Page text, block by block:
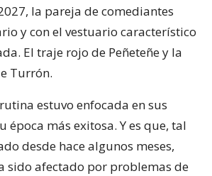
la pareja de comediantes
y con el vestuario característico
El traje rojo de Peñeteñe y la
Turrón.
estuvo enfocada en sus
época más exitosa. Y es que, tal
desde hace algunos meses,
sido afectado por problemas de